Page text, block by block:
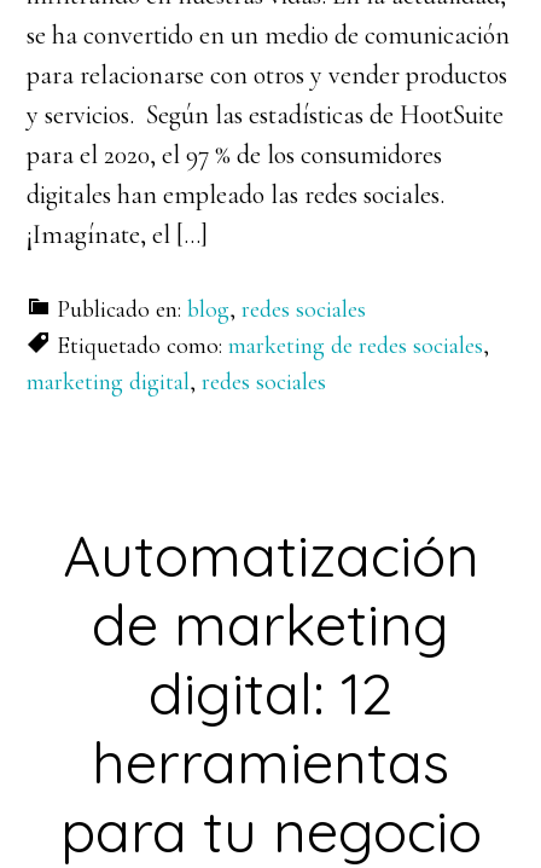
se ha convertido en un medio de comunicación
para relacionarse con otros y vender productos
y servicios. Según las estadísticas de HootSuite
para el 2020, el 97 % de los consumidores
digitales han empleado las redes sociales.
¡Imagínate, el […]
Publicado en:blog,redes sociales
Etiquetado como:marketing de redes sociales,
marketing digital,redes sociales
Automatización
de marketing
digital: 12
herramientas
para tu negocio